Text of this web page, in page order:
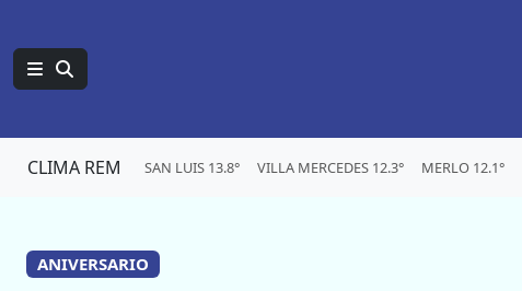
CLIMA REM SAN LUIS 13.8° VILLA MERCEDES 12.3° MERLO 12.1°
ANIVERSARIO